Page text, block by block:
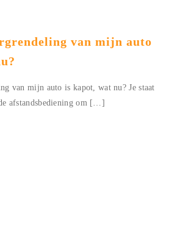
van mijn auto
van mijn auto is kapot, wat nu? Je staat
afstandsbediening om […]